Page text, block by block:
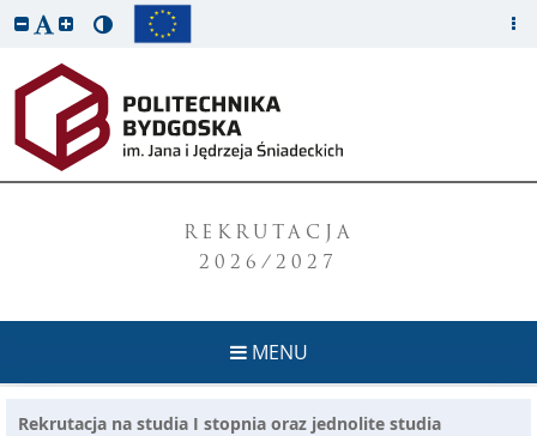
REKRUTACJA
2026/2027
MENU
Rekrutacja na studia I stopnia oraz jednolite studia